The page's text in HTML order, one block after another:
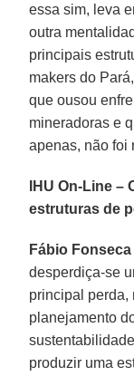
essa sim, leva
outra
principais
makers do
que ousou
mineradoras e
apenas, não foi
IHU On-Line
estruturas de
Fábio
desperdiça-se
principal perda,
planejamento
produzir uma